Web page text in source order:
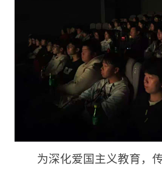
为深化爱国主义教育，